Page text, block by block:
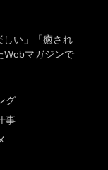
しい」「癒され
Webマガジンで
グ
事